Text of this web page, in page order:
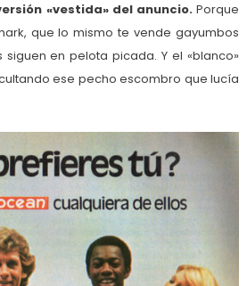
«vestida» del anuncio.Porque
que lo mismo te vende gayumbos
en pelota picada. Y el «blanco»
ese pecho escombro que lucía